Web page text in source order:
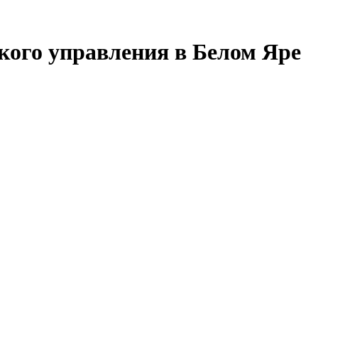
управления в Белом Яре